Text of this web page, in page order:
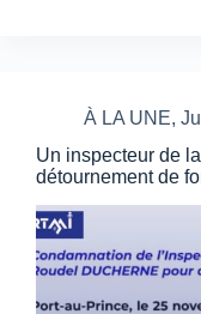
À LA UNE,
Un inspecteur de
détournement de